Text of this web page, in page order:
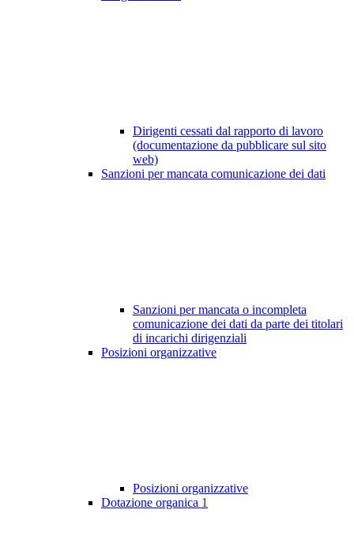
Dirigenti cessati dal rapporto di lavoro
(documentazione da pubblicare sul sito
web)
Sanzioni per mancata comunicazione dei dati
Sanzioni per mancata o incompleta
comunicazione dei dati da parte dei titolari
di incarichi dirigenziali
Posizioni organizzative
Posizioni organizzative
Dotazione organica 1